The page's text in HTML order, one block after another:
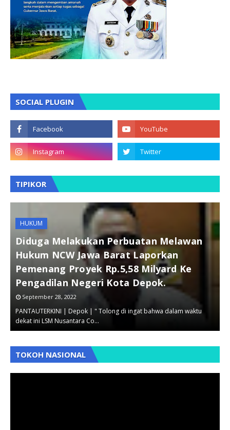
SOCIAL PLUGIN
TIPIKOR
HUKUM
Diduga Melakukan Perbuatan Melawan
Hukum NCW Jawa Barat Laporkan
Pemenang Proyek Rp.5,58 Milyard Ke
Pengadilan Negeri Kota Depok.
September 28, 2022
PANTAUTERKINI | Depok | " Tolong di ingat bahwa dalam waktu
dekat ini LSM Nusantara Co…
BLT DDM
Lemahnya Pengawasan Kemendes
Pantau Terkini Kembali Menemukan
"Dugaan Korup Dana BLT DD Di
Kabupaten Sukabumi
February 04, 2021
Sukabumi | www.pantauterkini.co.id | Ke sekian kalinya tim
Investigasi Pantau Terkini …
TOKOH NASIONAL